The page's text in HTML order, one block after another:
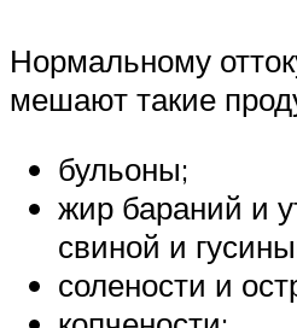
Нормальному
мешают такие
бульоны;
жир бараний и
свиной и
солености и